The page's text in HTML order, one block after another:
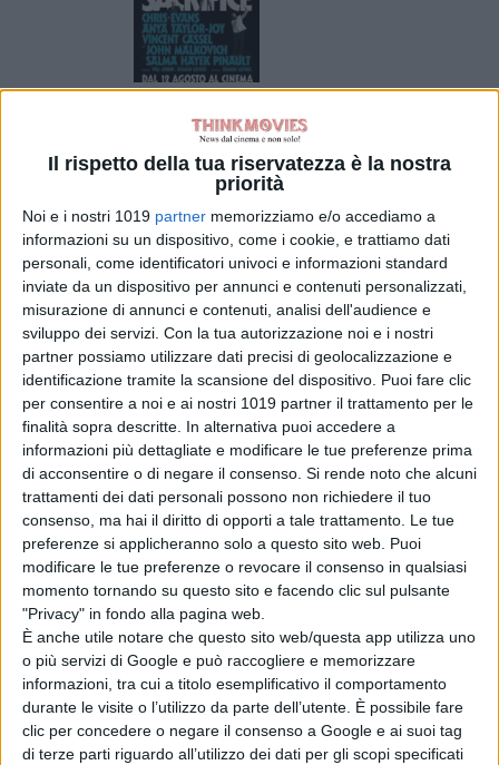
Il rispetto della tua riservatezza è la nostra
priorità
Noi e i nostri 1019 partner memorizziamo e/o accediamo a
informazioni su un dispositivo, come i cookie, e trattiamo dati
personali, come identificatori univoci e informazioni standard
inviate da un dispositivo per annunci e contenuti personalizzati,
misurazione di annunci e contenuti, analisi dell'audience e
sviluppo dei servizi. Con la tua autorizzazione noi e i nostri
partner possiamo utilizzare dati precisi di geolocalizzazione e
identificazione tramite la scansione del dispositivo. Puoi fare clic
per consentire a noi e ai nostri 1019 partner il trattamento per le
finalità sopra descritte. In alternativa puoi accedere a
informazioni più dettagliate e modificare le tue preferenze prima
di acconsentire o di negare il consenso. Si rende noto che alcuni
trattamenti dei dati personali possono non richiedere il tuo
consenso, ma hai il diritto di opporti a tale trattamento. Le tue
preferenze si applicheranno solo a questo sito web. Puoi
modificare le tue preferenze o revocare il consenso in qualsiasi
momento tornando su questo sito e facendo clic sul pulsante
"Privacy" in fondo alla pagina web.
È anche utile notare che questo sito web/questa app utilizza uno
o più servizi di Google e può raccogliere e memorizzare
informazioni, tra cui a titolo esemplificativo il comportamento
durante le visite o l’utilizzo da parte dell’utente. È possibile fare
clic per concedere o negare il consenso a Google e ai suoi tag
di terze parti riguardo all’utilizzo dei dati per gli scopi specificati
oltre il miliardo:
vertici del box
di Emanuela Giuliani
Sadie Sink parla
di Jean Grey:
“Non è una
cattiva”, il nuovo
volto degli X-Men
nel MCU
di Emanuela Giuliani
Il fumettista
Spugna firma il
poster della 26ª
edizione del
Trieste
Festival
di La Redazione
Serpenti: il trailer
anticipano il film
con Leonardo Lidi
e Alessandro
Borghi
di La Redazione